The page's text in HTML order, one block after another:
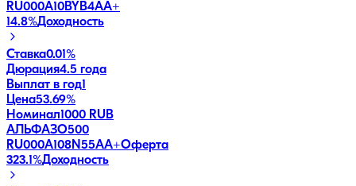
RU000A10BYB4AA+
14.8%Доходность
Ставка0.01%
Дюрация4.5 года
Выплат в год1
Цена53.69%
Номинал1000 RUB
АЛЬФАЗО500
RU000A108N55AA+Оферта
323.1%Доходность